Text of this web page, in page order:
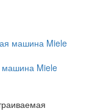
машина Miele